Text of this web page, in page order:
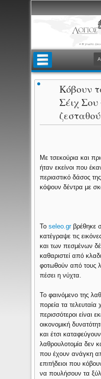
Κόβουν
Σέιχ
Με τσεκούρια και
ήταν εκείνοι που
περιαστικό δάσος
κόψουν δέντρα με
Τοseleo.grβρέθηκε
κατέγραψε τις
και των πεσμένων
καθαριστεί από
φοτωθούν από τους
πέσει η νύχτα.
Το φαινόμενο της
πορεία τα
περισσότεροι είναι
οικονομική
και έτσι
λαθρουλοτομία δεν
που έχουν ανάγκη
επιτήδειοι που
να πουλήσουν τα